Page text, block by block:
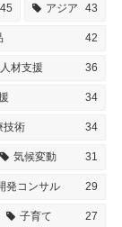
45 アジア 43
42
人材支援 36
34
技術 34
気候変動 31
発コンサル 29
子育て 27